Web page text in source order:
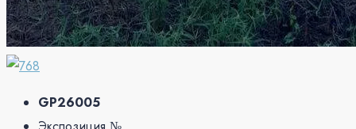
GP26005